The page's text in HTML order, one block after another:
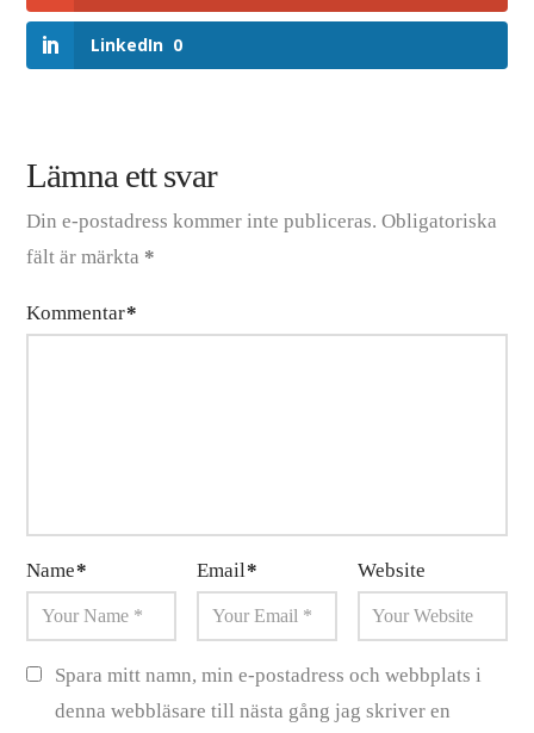
LinkedIn 0
Lämna ett svar
Din e-postadress kommer inte publiceras. Obligatoriska
fält är märkta *
Kommentar*
Name* Email* Website
Spara mitt namn, min e-postadress och webbplats i
denna webbläsare till nästa gång jag skriver en